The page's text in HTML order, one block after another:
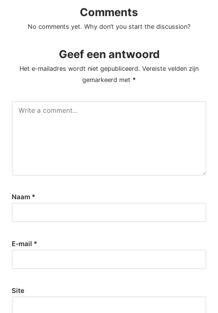
Comments
No comments yet. Why don’t you start the discussion?
Geef een antwoord
Het e-mailadres wordt niet gepubliceerd. Vereiste velden zijn
gemarkeerd met *
Naam *
E-mail *
Site